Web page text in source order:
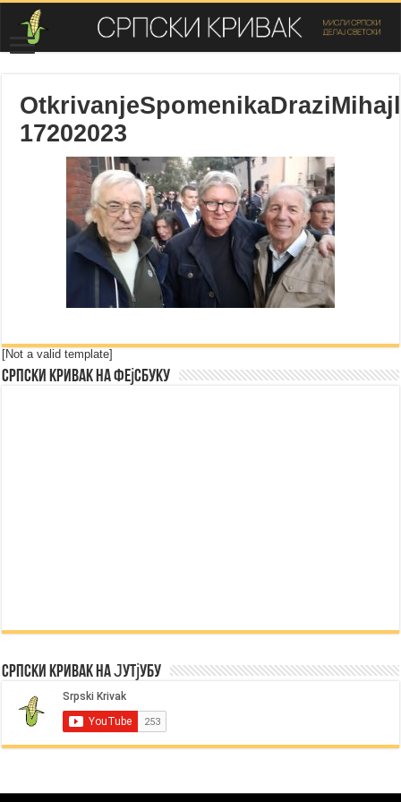
17202023
[Not a valid template]
Српски Кривак на Фејсбуку
Српски Кривак на Јутјубу